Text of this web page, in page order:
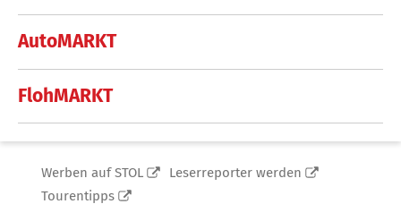
AutoMARKT
FlohMARKT
Werben auf STOL
Leserreporter werden
Tourentipps